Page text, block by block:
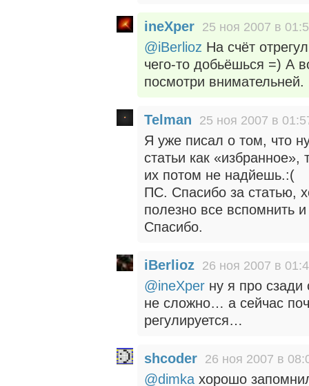
ineXper 25 ноя 2007 в
@iBerlioz На счёт
чего-то добьёшься =) А
посмотри внимательней.
Telman 25 ноя 2007 в
Я уже писал о том, что
статьи как «избранное»,
их потом не надйешь.:(
ПС. Спасибо за статью,
полезно все вспомнить
Спасибо.
iBerlioz 26 ноя 2007 в
@ineXper ну я про
не сложно… а сейчас
регулируется…
shcoder 26 ноя 2007 в
@dimka хорошо